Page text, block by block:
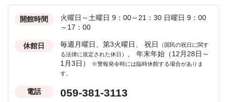
開館時間 火曜日～土曜日 9：00～21：30 日曜日 9：00
～17：00
休館日 毎週月曜日、第3火曜日、 祝日
（国民の祝日に関す
る法律に規定された休日）
年末年始（12月28日～
1月3日）
※警報発令時には臨時休館する場合がありま
す。
電話 059-381-3113